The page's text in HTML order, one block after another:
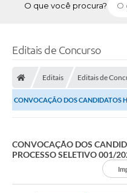
O que você procura?
Editais de Concurso
Editais Editais de
CONVOCAÇÃO DOS CANDIDATOS
CONVOCAÇÃO DOS
PROCESSO SELETIVO 001/